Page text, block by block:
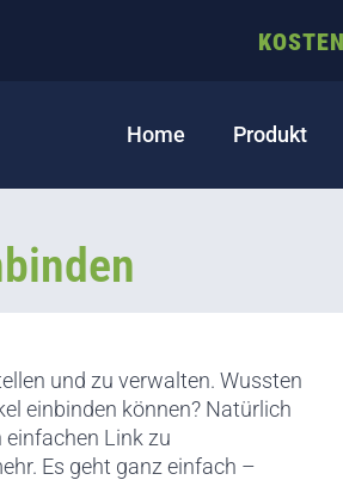
Home Produkt
und zu verwalten. Wussten
einbinden können? Natürlich
einfachen Link zu
Es geht ganz einfach –